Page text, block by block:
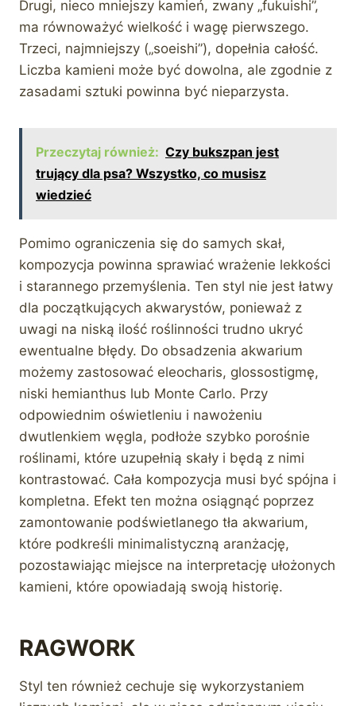
Drugi, nieco mniejszy kamień, zwany „fukuishi”,
ma równoważyć wielkość i wagę pierwszego.
Trzeci, najmniejszy („soeishi”), dopełnia całość.
Liczba kamieni może być dowolna, ale zgodnie z
zasadami sztuki powinna być nieparzysta.
Przeczytaj również: Czy bukszpan jest
trujący dla psa? Wszystko, co musisz
wiedzieć
Pomimo ograniczenia się do samych skał,
kompozycja powinna sprawiać wrażenie lekkości
i starannego przemyślenia. Ten styl nie jest łatwy
dla początkujących akwarystów, ponieważ z
uwagi na niską ilość roślinności trudno ukryć
ewentualne błędy. Do obsadzenia akwarium
możemy zastosować eleocharis, glossostigmę,
niski hemianthus lub Monte Carlo. Przy
odpowiednim oświetleniu i nawożeniu
dwutlenkiem węgla, podłoże szybko porośnie
roślinami, które uzupełnią skały i będą z nimi
kontrastować. Cała kompozycja musi być spójna i
kompletna. Efekt ten można osiągnąć poprzez
zamontowanie podświetlanego tła akwarium,
które podkreśli minimalistyczną aranżację,
pozostawiając miejsce na interpretację ułożonych
kamieni, które opowiadają swoją historię.
RAGWORK
Styl ten również cechuje się wykorzystaniem